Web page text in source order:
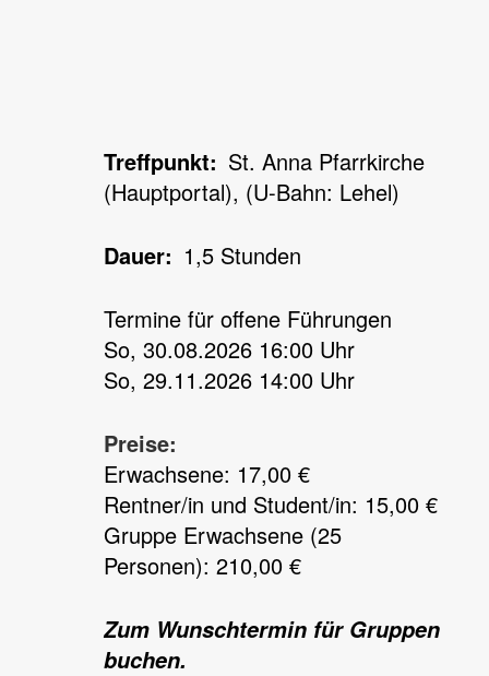
Treffpunkt
St. Anna Pfarrkirche
(Hauptportal), (U-Bahn: Lehel)
Dauer
1,5 Stunden
Termine für offene Führungen
So, 30.08.2026 16:00 Uhr
So, 29.11.2026 14:00 Uhr
Preise:
Erwachsene: 17,00 €
Rentner/in und Student/in: 15,00 €
Gruppe Erwachsene (25
Personen): 210,00 €
Zum Wunschtermin für Gruppen
buchen.